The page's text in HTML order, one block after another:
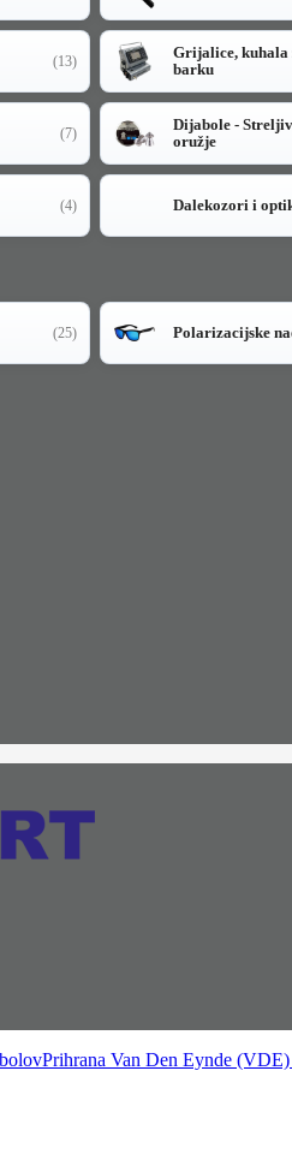
(13)
Grijalice, kuhala
barku
(7)
Dijabole -
oružje
(4) Dalekozori i
(25) Polarizacijske
Prihrana Van Den Eynde